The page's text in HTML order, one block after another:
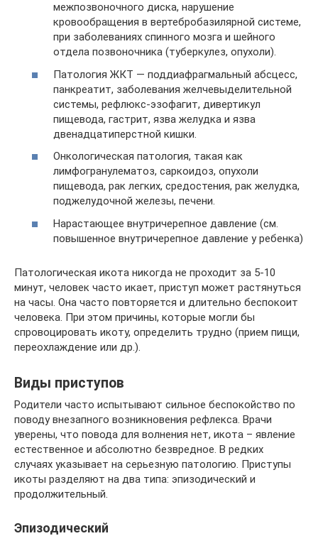
межпозвоночного диска, нарушение
кровообращения в вертебробазилярной системе,
при заболеваниях спинного мозга и шейного
отдела позвоночника (туберкулез, опухоли).
Патология ЖКТ — поддиафрагмальный абсцесс,
панкреатит, заболевания желчевыделительной
системы, рефлюкс-эзофагит, дивертикул
пищевода, гастрит, язва желудка и язва
двенадцатиперстной кишки.
Онкологическая патология, такая как
лимфогранулематоз, саркоидоз, опухоли
пищевода, рак легких, средостения, рак желудка,
поджелудочной железы, печени.
Нарастающее внутричерепное давление (см.
повышенное внутричерепное давление у ребенка)
Патологическая икота никогда не проходит за 5-10
минут, человек часто икает, приступ может растянуться
на часы. Она часто повторяется и длительно беспокоит
человека. При этом причины, которые могли бы
спровоцировать икоту, определить трудно (прием пищи,
переохлаждение или др.).
Виды приступов
Родители часто испытывают сильное беспокойство по
поводу внезапного возникновения рефлекса. Врачи
уверены, что повода для волнения нет, икота – явление
естественное и абсолютно безвредное. В редких
случаях указывает на серьезную патологию. Приступы
икоты разделяют на два типа: эпизодический и
продолжительный.
Эпизодический